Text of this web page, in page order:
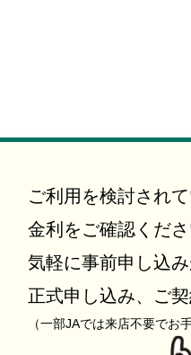
ご利用を検討され
金利をご確認くだ
気軽に事前申し込
正式申し込み、ご
（一部JAでは来店不要でお